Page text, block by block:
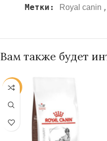
Метки: Royal canin ,
Вам также будет
-25%